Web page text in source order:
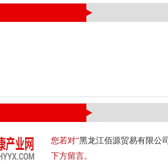
您若对“黑龙江佰源贸易有限公司
下方留言。